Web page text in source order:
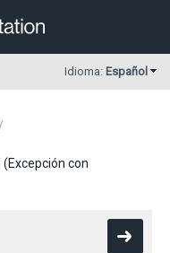
Idioma: Español
con